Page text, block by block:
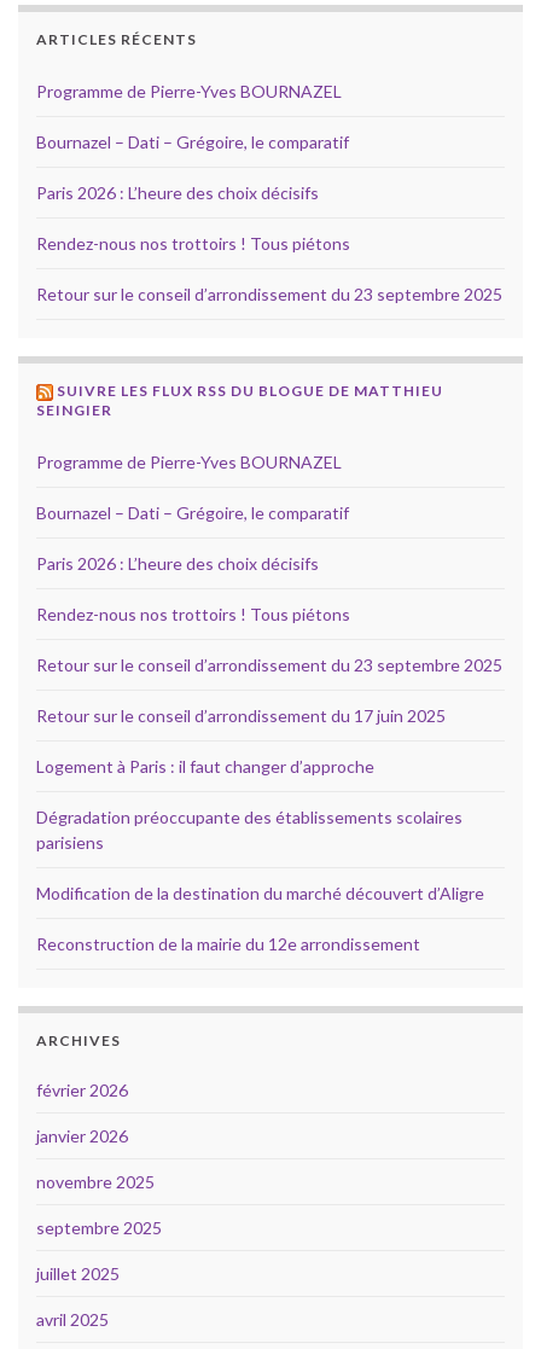
ARTICLES RÉCENTS
Programme de Pierre-Yves BOURNAZEL
Bournazel – Dati – Grégoire, le comparatif
Paris 2026 : L’heure des choix décisifs
Rendez-nous nos trottoirs ! Tous piétons
Retour sur le conseil d’arrondissement du 23 septembre 2025
SUIVRE LES FLUX RSS DU BLOGUE DE MATTHIEU
SEINGIER
Programme de Pierre-Yves BOURNAZEL
Bournazel – Dati – Grégoire, le comparatif
Paris 2026 : L’heure des choix décisifs
Rendez-nous nos trottoirs ! Tous piétons
Retour sur le conseil d’arrondissement du 23 septembre 2025
Retour sur le conseil d’arrondissement du 17 juin 2025
Logement à Paris : il faut changer d’approche
Dégradation préoccupante des établissements scolaires
parisiens
Modification de la destination du marché découvert d’Aligre
Reconstruction de la mairie du 12e arrondissement
ARCHIVES
février 2026
janvier 2026
novembre 2025
septembre 2025
juillet 2025
avril 2025